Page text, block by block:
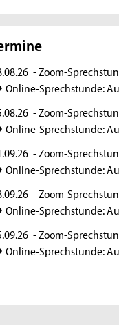
- Zoom-
Online-Sprechstunde:
- Zoom-
Online-Sprechstunde:
- Zoom-
Online-Sprechstunde:
- Zoom-
Online-Sprechstunde:
- Zoom-
Online-Sprechstunde:
Online-Sprechstunde: